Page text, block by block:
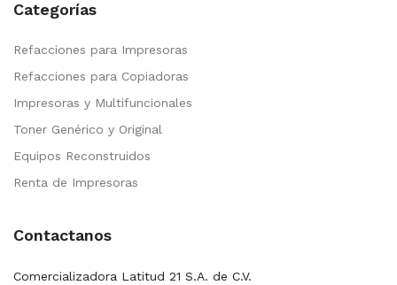
Categorías
Refacciones para Impresoras
Refacciones para Copiadoras
Impresoras y Multifuncionales
Toner Genérico y Original
Equipos Reconstruidos
Renta de Impresoras
Contactanos
Comercializadora Latitud 21 S.A. de C.V.